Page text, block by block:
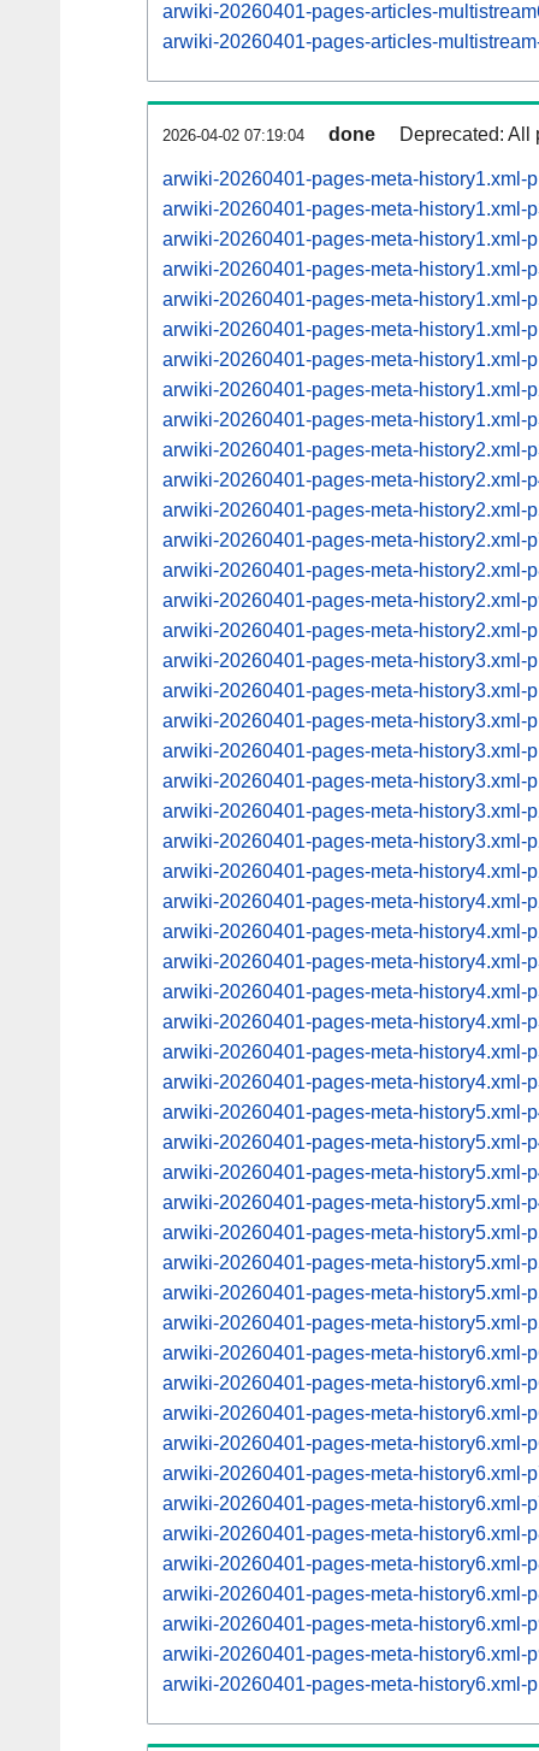
arwiki-20260401-pages-articles-
arwiki-20260401-pages-articles-
2026-04-02 07:19:04 done Deprecated: All
arwiki-20260401-pages-meta-history1.xml-
arwiki-20260401-pages-meta-history1.xml-
arwiki-20260401-pages-meta-history1.xml-
arwiki-20260401-pages-meta-history1.xml-
arwiki-20260401-pages-meta-history1.xml-
arwiki-20260401-pages-meta-history1.xml-
arwiki-20260401-pages-meta-history1.xml-
arwiki-20260401-pages-meta-history1.xml-
arwiki-20260401-pages-meta-history1.xml-
arwiki-20260401-pages-meta-history2.xml-
arwiki-20260401-pages-meta-history2.xml-
arwiki-20260401-pages-meta-history2.xml-
arwiki-20260401-pages-meta-history2.xml-
arwiki-20260401-pages-meta-history2.xml-
arwiki-20260401-pages-meta-history2.xml-
arwiki-20260401-pages-meta-history2.xml-
arwiki-20260401-pages-meta-history3.xml-
arwiki-20260401-pages-meta-history3.xml-
arwiki-20260401-pages-meta-history3.xml-
arwiki-20260401-pages-meta-history3.xml-
arwiki-20260401-pages-meta-history3.xml-
arwiki-20260401-pages-meta-history3.xml-
arwiki-20260401-pages-meta-history3.xml-
arwiki-20260401-pages-meta-history4.xml-
arwiki-20260401-pages-meta-history4.xml-
arwiki-20260401-pages-meta-history4.xml-
arwiki-20260401-pages-meta-history4.xml-
arwiki-20260401-pages-meta-history4.xml-
arwiki-20260401-pages-meta-history4.xml-
arwiki-20260401-pages-meta-history4.xml-
arwiki-20260401-pages-meta-history4.xml-
arwiki-20260401-pages-meta-history5.xml-
arwiki-20260401-pages-meta-history5.xml-
arwiki-20260401-pages-meta-history5.xml-
arwiki-20260401-pages-meta-history5.xml-
arwiki-20260401-pages-meta-history5.xml-
arwiki-20260401-pages-meta-history5.xml-
arwiki-20260401-pages-meta-history5.xml-
arwiki-20260401-pages-meta-history5.xml-
arwiki-20260401-pages-meta-history6.xml-
arwiki-20260401-pages-meta-history6.xml-
arwiki-20260401-pages-meta-history6.xml-
arwiki-20260401-pages-meta-history6.xml-
arwiki-20260401-pages-meta-history6.xml-
arwiki-20260401-pages-meta-history6.xml-
arwiki-20260401-pages-meta-history6.xml-
arwiki-20260401-pages-meta-history6.xml-
arwiki-20260401-pages-meta-history6.xml-
arwiki-20260401-pages-meta-history6.xml-
arwiki-20260401-pages-meta-history6.xml-
arwiki-20260401-pages-meta-history6.xml-